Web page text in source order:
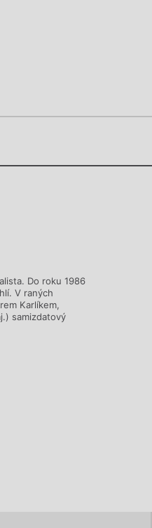
Do roku 1986
V raných
Karlíkem,
samizdatový